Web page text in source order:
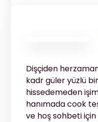
Dişçiden
kadr güler yüzlü
hissedemeden
hanımada cook
ve hoş sohbeti için